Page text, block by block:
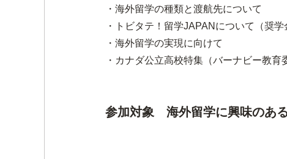
・海外留学の種類と渡航先について
・トビタテ！留学JAPANについて（奨学
・海外留学の実現に向けて
・カナダ公立高校特集（バーナビー教育
参加対象 海外留学に興味のあ